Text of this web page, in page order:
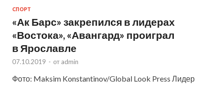
СПОРТ
«Ак Барс» закрепился в лидерах
«Востока», «Авангард» проиграл
в Ярославле
07.10.2019 - от admin
Фото: Maksim Konstantinov/Global Look Press Лидер